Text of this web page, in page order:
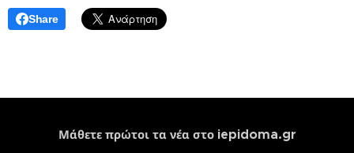
Share
Μάθετε πρώτοι τα νέα στο iepidoma.gr